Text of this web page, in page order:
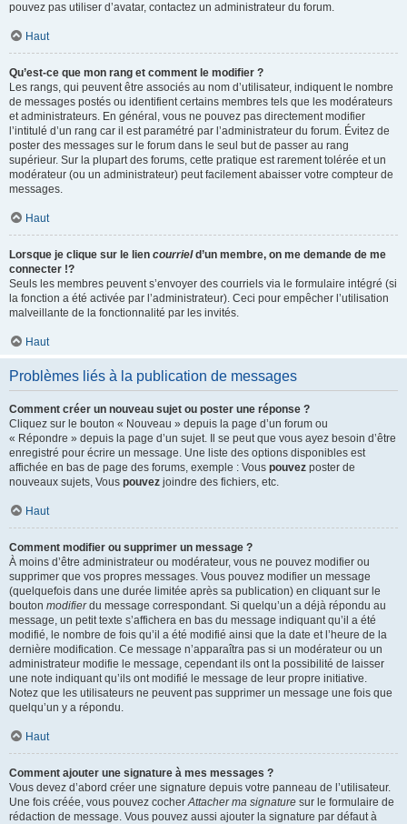
pouvez pas utiliser d’avatar, contactez un administrateur du forum.
Haut
Qu’est-ce que mon rang et comment le modifier ?
Les rangs, qui peuvent être associés au nom d’utilisateur, indiquent le nombre
de messages postés ou identifient certains membres tels que les modérateurs
et administrateurs. En général, vous ne pouvez pas directement modifier
l’intitulé d’un rang car il est paramétré par l’administrateur du forum. Évitez de
poster des messages sur le forum dans le seul but de passer au rang
supérieur. Sur la plupart des forums, cette pratique est rarement tolérée et un
modérateur (ou un administrateur) peut facilement abaisser votre compteur de
messages.
Haut
Lorsque je clique sur le lien courrield’un membre, on me demande de me
connecter !?
Seuls les membres peuvent s’envoyer des courriels via le formulaire intégré (si
la fonction a été activée par l’administrateur). Ceci pour empêcher l’utilisation
malveillante de la fonctionnalité par les invités.
Haut
Problèmes liés à la publication de messages
Comment créer un nouveau sujet ou poster une réponse ?
Cliquez sur le bouton « Nouveau » depuis la page d’un forum ou
« Répondre » depuis la page d’un sujet. Il se peut que vous ayez besoin d’être
enregistré pour écrire un message. Une liste des options disponibles est
affichée en bas de page des forums, exemple : Vous pouvez poster de
nouveaux sujets, Vous pouvez joindre des fichiers, etc.
Haut
Comment modifier ou supprimer un message ?
À moins d’être administrateur ou modérateur, vous ne pouvez modifier ou
supprimer que vos propres messages. Vous pouvez modifier un message
(quelquefois dans une durée limitée après sa publication) en cliquant sur le
bouton modifierdu message correspondant. Si quelqu’un a déjà répondu au
message, un petit texte s’affichera en bas du message indiquant qu’il a été
modifié, le nombre de fois qu’il a été modifié ainsi que la date et l’heure de la
dernière modification. Ce message n’apparaîtra pas si un modérateur ou un
administrateur modifie le message, cependant ils ont la possibilité de laisser
une note indiquant qu’ils ont modifié le message de leur propre initiative.
Notez que les utilisateurs ne peuvent pas supprimer un message une fois que
quelqu’un y a répondu.
Haut
Comment ajouter une signature à mes messages ?
Vous devez d’abord créer une signature depuis votre panneau de l’utilisateur.
Une fois créée, vous pouvez cocherAttacher ma signature sur le formulaire de
rédaction de message. Vous pouvez aussi ajouter la signature par défaut à